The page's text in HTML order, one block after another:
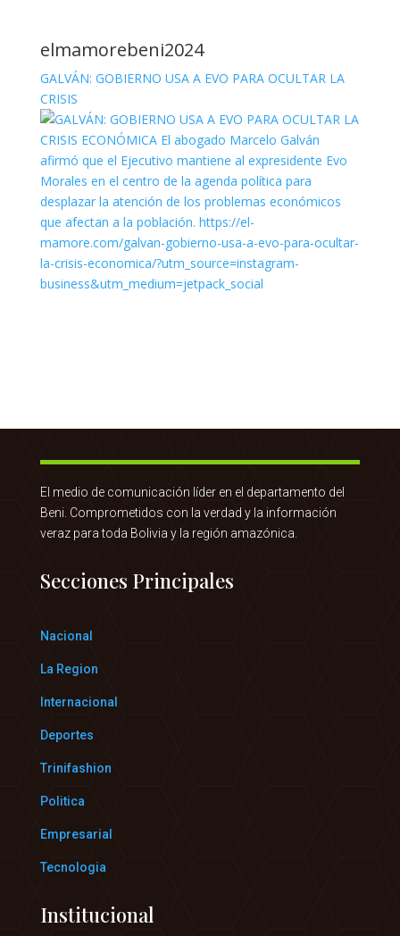
elmamorebeni2024
GALVÁN: GOBIERNO USA A EVO PARA OCULTAR LA
CRISIS
El medio de comunicación líder en el departamento del
Beni. Comprometidos con la verdad y la información
veraz para toda Bolivia y la región amazónica.
Secciones Principales
Nacional
La Region
Internacional
Deportes
Trinifashion
Politica
Empresarial
Tecnologia
Institucional